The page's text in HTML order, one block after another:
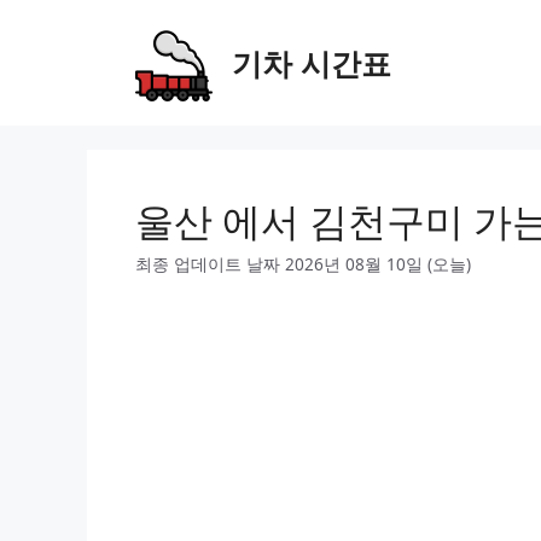
기차 시간표
울산 에서 김천구미 가
최종 업데이트 날짜 2026년 08월 10일 (오늘)